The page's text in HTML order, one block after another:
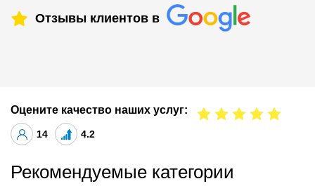
Отзывы клиентов в
Оцените качество наших услуг:
14 4.2
Рекомендуемые категории